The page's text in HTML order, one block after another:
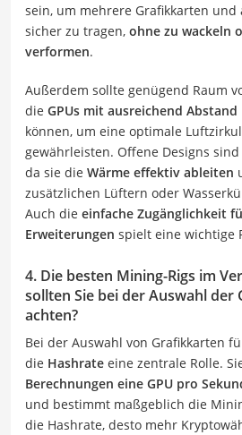
sein, um mehrere Grafikkarten und
sicher zu tragen, ohne zu wackeln
verformen.
Außerdem sollte genügend Raum
die GPUs mit ausreichend
können, um eine optimale
gewährleisten. Offene Designs
da sie die Wärme effektiv ableiten
zusätzlichen Lüftern oder
Auch die einfache Zugänglichkeit
Erweiterungen spielt eine wichtige
4. Die besten Mining-Rigs im
sollten Sie bei der Auswahl der
achten?
Bei der Auswahl von Grafikkarten
die Hashrate eine zentrale Rolle.
Berechnungen eine GPU pro
und bestimmt maßgeblich die
die Hashrate, desto mehr